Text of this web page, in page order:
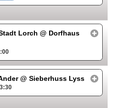
Lorch@ Dorfhaus
@ Sieberhuss Lyss